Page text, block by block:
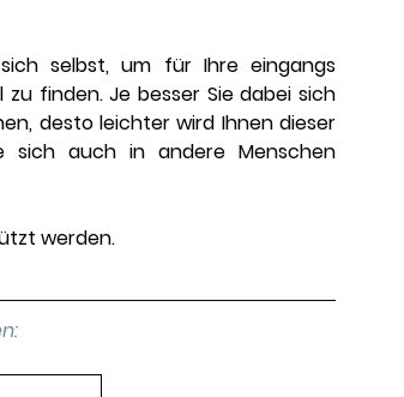
selbst, um für Ihre eingangs
finden. Je besser Sie dabei sich
desto leichter wird Ihnen dieser
sich auch in andere Menschen
werden.